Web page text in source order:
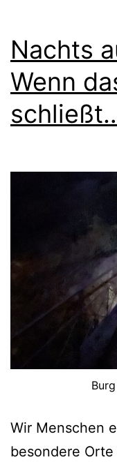
Nachts
Wenn
Wir Menschen
besondere